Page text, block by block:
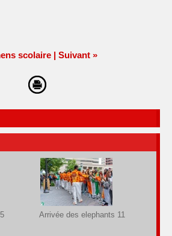
scolaire | Suivant »
Arrivée des elephants 11